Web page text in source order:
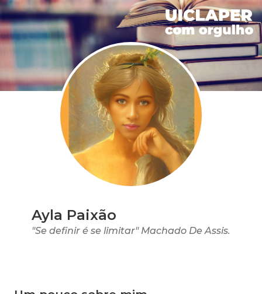
Ayla Paixão
"Se definir é se limitar" Machado De Assis.